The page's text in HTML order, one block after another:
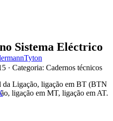
Sistema Eléctrico
· Categoria: Cadernos técnicos
da Ligação, ligação em BT (BTN
ligação em MT, ligação em AT.